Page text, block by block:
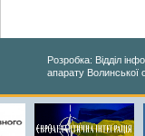
Розробка: Відділ
апарату Волинської